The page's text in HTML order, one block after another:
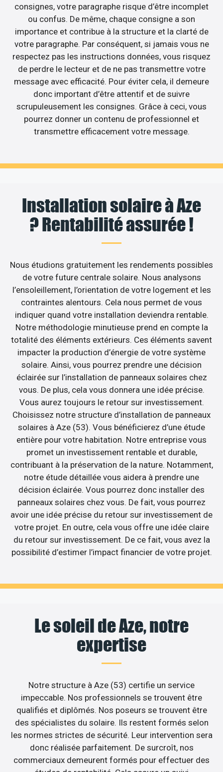
consignes, votre paragraphe risque d’être incomplet
ou confus. De même, chaque consigne a son
importance et contribue à la structure et la clarté de
votre paragraphe. Par conséquent, si jamais vous ne
respectez pas les instructions données, vous risquez
de perdre le lecteur et de ne pas transmettre votre
message avec efficacité. Pour éviter cela, il demeure
donc important d’être attentif et de suivre
scrupuleusement les consignes. Grâce à ceci, vous
pourrez donner un contenu de professionnel et
transmettre efficacement votre message.
Installation solaire à Aze
? Rentabilité assurée !
Nous étudions gratuitement les rendements possibles
de votre future centrale solaire. Nous analysons
l’ensoleillement, l’orientation de votre logement et les
contraintes alentours. Cela nous permet de vous
indiquer quand votre installation deviendra rentable.
Notre méthodologie minutieuse prend en compte la
totalité des éléments extérieurs. Ces éléments savent
impacter la production d’énergie de votre système
solaire. Ainsi, vous pourrez prendre une décision
éclairée sur l’installation de panneaux solaires chez
vous. De plus, cela vous donnera une idée précise.
Vous aurez toujours le retour sur investissement.
Choisissez notre structure d’installation de panneaux
solaires à Aze (53). Vous bénéficierez d’une étude
entière pour votre habitation. Notre entreprise vous
promet un investissement rentable et durable,
contribuant à la préservation de la nature. Notamment,
notre étude détaillée vous aidera à prendre une
décision éclairée. Vous pourrez donc installer des
panneaux solaires chez vous. De fait, vous pourrez
avoir une idée précise du retour sur investissement de
votre projet. En outre, cela vous offre une idée claire
du retour sur investissement. De ce fait, vous avez la
possibilité d’estimer l’impact financier de votre projet.
Le soleil de Aze, notre
expertise
Notre structure à Aze (53) certifie un service
impeccable. Nos professionnels se trouvent être
qualifiés et diplômés. Nos poseurs se trouvent être
des spécialistes du solaire. Ils restent formés selon
les normes strictes de sécurité. Leur intervention sera
donc réalisée parfaitement. De surcroît, nos
commerciaux demeurent formés pour effectuer des